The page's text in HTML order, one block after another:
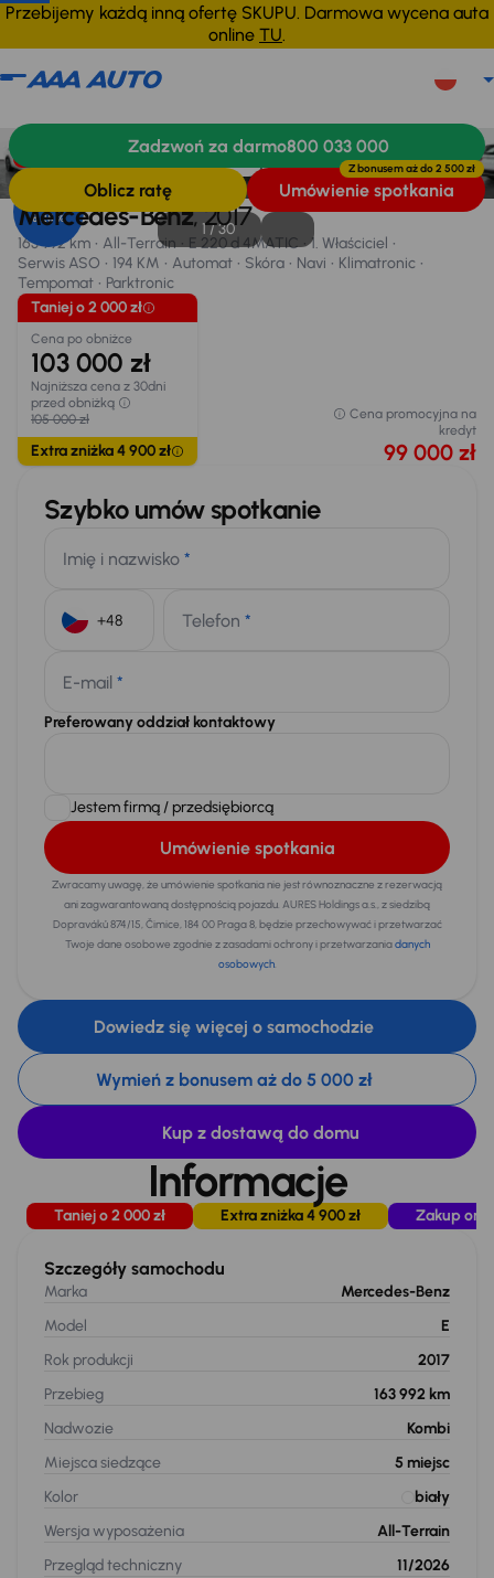
Przebijemy każdą inną ofertę SKUPU. Darmowa wycena auta
online TU.
Taniej o 2 000 zł
8,25 %
1 /30
Mercedes-Benz, 2017
163 992 km All-Terrain E 220 d 4MATIC
1. Właściciel
Serwis ASO
194 KM Automat Skóra Navi
Klimatronic
Tempomat
Parktronic
Taniej o 2 000 zł
Cena po obniżce
103 000 zł
Najniższa cena z 30dni
przed obniżką
105 000 zł
Extra zniżka 4 900 zł
Cena promocyjna na
kredyt
99 000 zł
Szybko umów spotkanie
Imię i nazwisko *
Telefon *
E-mail *
Preferowany oddział kontaktowy
Jestem firmą / przedsiębiorcą
Umówienie spotkania
Zwracamy uwagę, że umówienie spotkania nie jest równoznaczne z rezerwacją
ani zagwarantowaną dostępnością pojazdu. AURES Holdings a.s., z siedzibą
Dopraváků 874/15, Čimice, 184 00 Praga 8, będzie przechowywać i przetwarzać
Twoje dane osobowe zgodnie z zasadami ochrony i przetwarzaniadanych
osobowych.
Dowiedz się więcej o samochodzie
Wymień z bonusem aż do 5 000 zł
Kup z dostawą do domu
WyposażenieZalety samochoduFinansowanie
Zadzwoń za darmo800 033 000
Oblicz ratę Umówienie spotkania
Z bonusem aż do2 500 zł
Informacje
Taniej o 2 000 zł Extra zniżka 4 900 zł Zakup
Szczegóły samochodu
Marka
Mercedes-Benz
Model
E
Rok produkcji
2017
Przebieg
163 992 km
Nadwozie
Kombi
Miejsca siedzące
5 miejsc
Kolor
biały
Wersja wyposażenia
All-Terrain
Przegląd techniczny
11/2026